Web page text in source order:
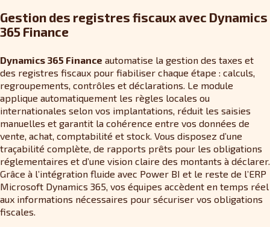
Gestion des registres fiscaux avec Dynamics
365 Finance
Dynamics 365 Finance automatise la gestion des taxes et
des registres fiscaux pour fiabiliser chaque étape : calculs,
regroupements, contrôles et déclarations. Le module
applique automatiquement les règles locales ou
internationales selon vos implantations, réduit les saisies
manuelles et garantit la cohérence entre vos données de
vente, achat, comptabilité et stock. Vous disposez d’une
traçabilité complète, de rapports prêts pour les obligations
réglementaires et d’une vision claire des montants à déclarer.
Grâce à l’intégration fluide avec Power BI et le reste de l’ERP
Microsoft Dynamics 365, vos équipes accèdent en temps réel
aux informations nécessaires pour sécuriser vos obligations
fiscales.